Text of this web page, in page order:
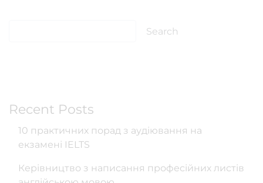
Recent Posts
10 практичних порад з аудіювання на
екзамені IELTS
Керівництво з написання професійних листів